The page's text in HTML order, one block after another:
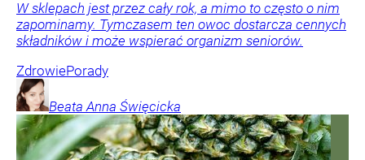
W sklepach jest przez cały rok, a mimo to często o nim
zapominamy. Tymczasem ten owoc dostarcza cennych
składników i może wspierać organizm seniorów.
ZdrowiePorady
Beata Anna Święcicka